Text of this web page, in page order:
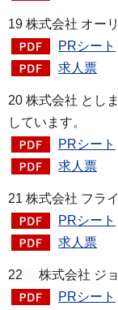
19 株式会社 オー
PRシート
求人票
20 株式会社 とし
しています。
PRシート
求人票
21 株式会社 フラ
PRシート
求人票
22 株式会社 ジ
PRシート